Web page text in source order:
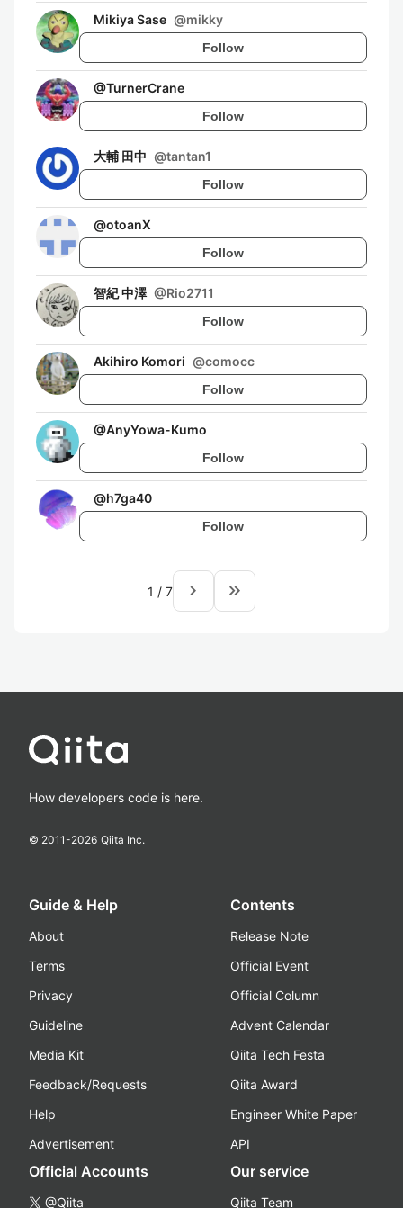
Mikiya Sase @mikky
Follow
@TurnerCrane
Follow
大輔 田中 @tantan1
Follow
@otoanX
Follow
智紀 中澤 @Rio2711
Follow
Akihiro Komori @comocc
Follow
@AnyYowa-Kumo
Follow
@h7ga40
Follow
1 / 7 navigate_next keyboard_double_arrow_right
How developers code is here.
© 2011-2026 Qiita Inc.
Guide & Help
About
Terms
Privacy
Guideline
Media Kit
Feedback/Requests
Help
Advertisement
Contents
Release Note
Official Event
Official Column
Advent Calendar
Qiita Tech Festa
Qiita Award
Engineer White Paper
API
Official Accounts
@Qiita
Our service
Qiita Team